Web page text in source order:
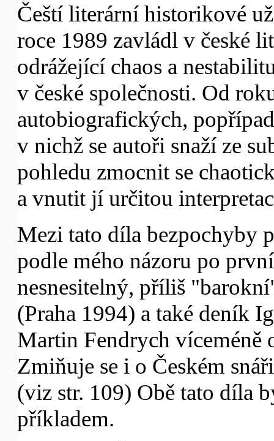
Čeští literární historikové
roce 1989 zavládl v české
odrážející chaos a
v české společnosti. Od
autobiografických,
v nichž se autoři snaží ze
pohledu zmocnit se
a vnutit jí určitou
Mezi tato díla bezpochyby
podle mého názoru po
nesnesitelný, příliš
(Praha 1994) a také deník
Martin Fendrych víceméně
Zmiňuje se i o Českém
(viz str. 109) Obě tato díla
příkladem.